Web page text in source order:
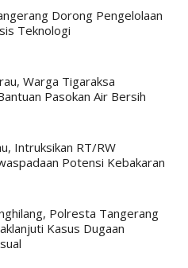
Dorong Pengelolaan
Teknologi
Warga Tigaraksa
Pasokan Air Bersih
Intruksikan RT/RW
Potensi Kebakaran
Polresta Tangerang
Kasus Dugaan